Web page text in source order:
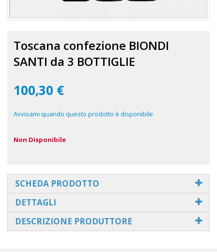
della
galleria
immagini
Toscana confezione BIONDI
SANTI da 3 BOTTIGLIE
100,30 €
Avvisami quando questo prodotto è disponibile
Non Disponibile
SCHEDA PRODOTTO
DETTAGLI
DESCRIZIONE PRODUTTORE